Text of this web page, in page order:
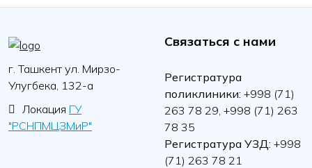
г. Ташкент ул. Мирзо-
Улугбека, 132-а
Локация ГУ
"РСНПМЦЗМиР"
Связаться с нами
Регистратура
поликлиники: +998 (71)
263 78 29, +998 (71) 263
78 35
Регистратура УЗД: +998
(71) 263 78 21